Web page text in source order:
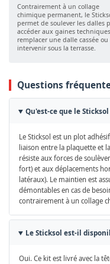
Contrairement à un collage
chimique permanent, le
permet de soulever les dalles
accéder aux gaines
remplacer une dalle cassée ou
intervenir sous la terrasse.
Questions
Qu'est-ce que le
Le Sticksol est un plot
liaison entre la plaquette et
résiste aux forces de
fort) et aux déplacements
latéraux). Le maintien est
démontables en cas de
contrairement à un collage
Le Sticksol est-il
Oui. Ce kit est livré avec la